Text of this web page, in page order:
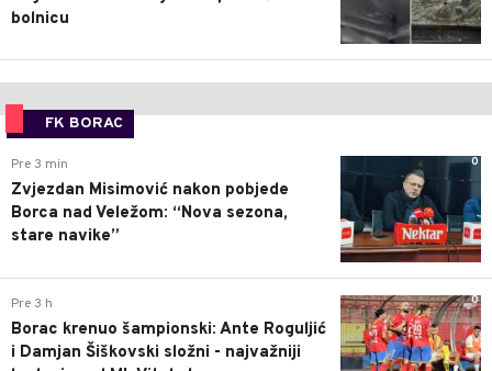
bolnicu
FK BORAC
0
Pre 3 min
Zvjezdan Misimović nakon pobjede
Borca nad Veležom: “Nova sezona,
stare navike”
0
Pre 3 h
Borac krenuo šampionski: Ante Roguljić
i Damjan Šiškovski složni - najvažniji